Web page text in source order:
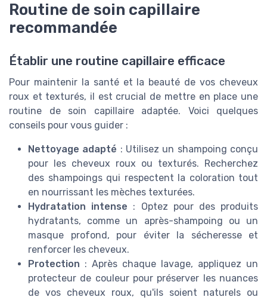
Routine de soin capillaire
recommandée
Établir une routine capillaire efficace
Pour maintenir la santé et la beauté de vos cheveux
roux et texturés, il est crucial de mettre en place une
routine de soin capillaire adaptée. Voici quelques
conseils pour vous guider :
Nettoyage adapté : Utilisez un shampoing conçu
pour les cheveux roux ou texturés. Recherchez
des shampoings qui respectent la coloration tout
en nourrissant les mèches texturées.
Hydratation intense : Optez pour des produits
hydratants, comme un après-shampoing ou un
masque profond, pour éviter la sécheresse et
renforcer les cheveux.
Protection : Après chaque lavage, appliquez un
protecteur de couleur pour préserver les nuances
de vos cheveux roux, qu'ils soient naturels ou